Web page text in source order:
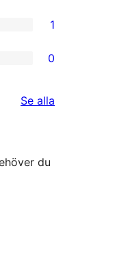
1
0
Se alla
du